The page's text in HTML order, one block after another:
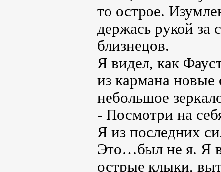
то острое.
держась рукой за
близнецов.
Я видел, как
из кармана новые
небольшое
- Посмотри на
Я из последних
Это…был не я. Я
острые клыки,